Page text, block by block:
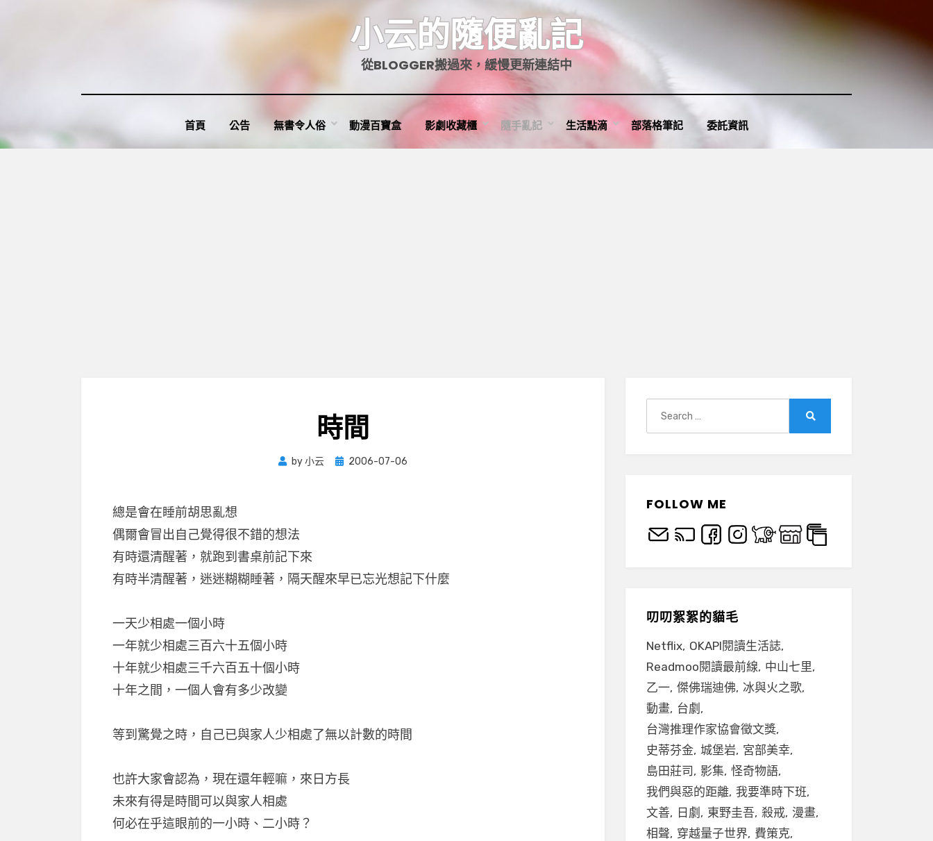
小云的隨便亂記
從BLOGGER搬過來，緩慢更新連結中
首頁 公告 無書令人俗 動漫百寶盒 影劇收藏櫃 隨手亂記 生活點滴 部落格筆記 委託資訊
時間
by小云
Posted
2006-07-06
總是會在睡前胡思亂想
偶爾會冒出自己覺得很不錯的想法
有時還清醒著，就跑到書桌前記下來
有時半清醒著，迷迷糊糊睡著，隔天醒來早已忘光想記下什麼
一天少相處一個小時
一年就少相處三百六十五個小時
十年就少相處三千六百五十個小時
十年之間，一個人會有多少改變
等到驚覺之時，自己已與家人少相處了無以計數的時間
也許大家會認為，現在還年輕嘛，來日方長
未來有得是時間可以與家人相處
何必在乎這眼前的一小時、二小時？
FOLLOW ME
叨叨絮絮的貓毛
Netflix OKAPI閱讀生活誌
Readmoo閱讀最前線 中山七里
乙一 傑佛瑞迪佛 冰與火之歌
動畫 台劇
台灣推理作家協會徵文獎
史蒂芬金 城堡岩 宮部美幸
島田莊司
影集 怪奇物語
我們與惡的距離 我要準時下班
文善
日劇 東野圭吾 殺戒 漫畫
相聲 穿越量子世界 費策克